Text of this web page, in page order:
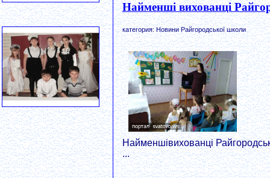
Найменші вихованці
категория: Новини Райгородської школи
Найменшівихованці
...